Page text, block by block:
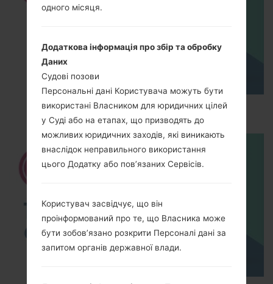
How to Hard Reset on LG G5 H850?
одного місяця.
Додаткова інформація про збір та обробку
Даних
Судові позови
Персональні дані Користувача можуть бути
використані Власником для юридичних цілей
у Суді або на етапах, що призводять до
можливих юридичних заходів, які виникають
внаслідок неправильного використання
цього Додатку або пов’язаних Сервісів.
Користувач засвідчує, що він
проінформований про те, що Власника може
бути зобов’язано розкрити Персоналі дані за
запитом органів державної влади.